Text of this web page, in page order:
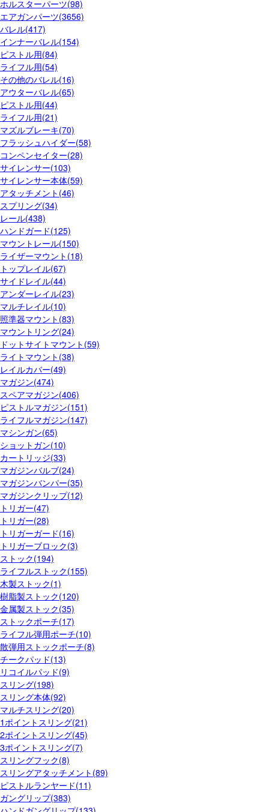
ホルスターパーツ(98)
エアガンパーツ(3656)
バレル(417)
インナーバレル(154)
ピストル用(84)
ライフル用(54)
その他のバレル(16)
アウターバレル(65)
ピストル用(44)
ライフル用(21)
マズルブレーキ(70)
フラッシュハイダー(58)
コンペンセイター(28)
サイレンサー(103)
サイレンサー本体(59)
アタッチメント(46)
スプリング(34)
レール(438)
ハンドガード(125)
マウントレール(150)
ライザーマウント(18)
トップレイル(67)
サイドレイル(44)
アンダーレイル(23)
マルチレイル(10)
照準器マウント(83)
マウントリング(24)
ドットサイトマウント(59)
ライトマウント(38)
レイルカバー(49)
マガジン(474)
スペアマガジン(406)
ピストルマガジン(151)
ライフルマガジン(147)
マシンガン(65)
ショットガン(10)
カートリッジ(33)
マガジンバルブ(24)
マガジンバンパー(35)
マガジンクリップ(12)
トリガー(47)
トリガー(28)
トリガーガード(16)
トリガーブロック(3)
ストック(194)
ライフルストック(155)
木製ストック(1)
樹脂製ストック(120)
金属製ストック(35)
ストックポーチ(17)
ライフル弾用ポーチ(10)
散弾用ストックポーチ(8)
チークパッド(13)
リコイルパッド(9)
スリング(198)
スリング本体(92)
マルチスリング(20)
1ポイントスリング(21)
2ポイントスリング(45)
3ポイントスリング(7)
スリングフック(8)
スリングアタッチメント(89)
ピストルランヤード(11)
ガングリップ(383)